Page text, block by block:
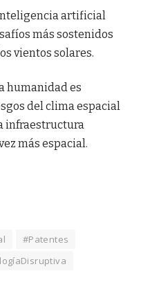
artificial
más sostenidos
vientos solares.
humanidad es
del clima espacial
infraestructura
más espacial.
#Patentes